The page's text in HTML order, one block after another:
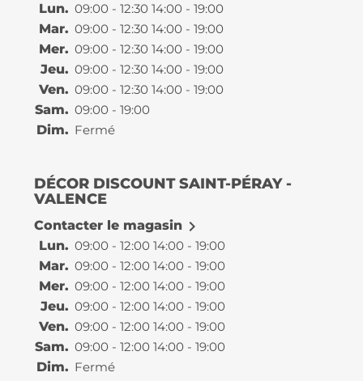
Lun. 09:00 - 12:30 14:00 - 19:00
Mar. 09:00 - 12:30 14:00 - 19:00
Mer. 09:00 - 12:30 14:00 - 19:00
Jeu. 09:00 - 12:30 14:00 - 19:00
Ven. 09:00 - 12:30 14:00 - 19:00
Sam. 09:00 - 19:00
Dim. Fermé
DÉCOR DISCOUNT SAINT-PÉRAY -
VALENCE
Contacter le magasin 
Lun. 09:00 - 12:00 14:00 - 19:00
Mar. 09:00 - 12:00 14:00 - 19:00
Mer. 09:00 - 12:00 14:00 - 19:00
Jeu. 09:00 - 12:00 14:00 - 19:00
Ven. 09:00 - 12:00 14:00 - 19:00
Sam. 09:00 - 12:00 14:00 - 19:00
Dim. Fermé